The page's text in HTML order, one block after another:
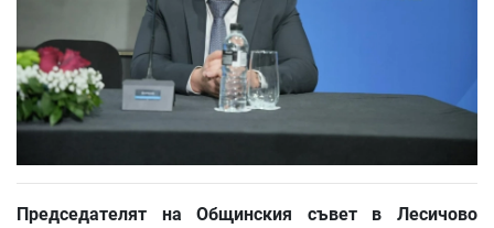
Председателят на Общинския съвет в Лесичово